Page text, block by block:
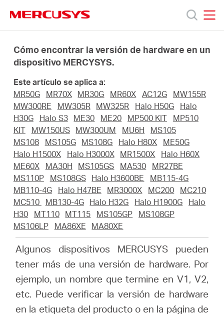
navigation
Productos
Sobre
Nosotros
Spain
Spanish
Cómo encontrar la versión de hardware en un
dispositivo MERCYSYS.
Este artículo se aplica a:
MR50G
MR70X MR30G MR60X AC12G
MW155R
MW300RE
MW305R MW325R Halo H50G
Halo
H30G
Halo S3 ME30 ME20 MP500 KIT
MP510
KIT
MW150US MW300UM MU6H
MS105
MS108
MS105G MS108G Halo H80X
ME50G
Halo H1500X
Halo H3000X MR1500X
Halo H60X
ME60X
MA30H MS105GS MA530
MR27BE
MS110P
MS108GS Halo H3600BE
MB115-4G
MB110-4G
Halo H47BE MR3000X MC200
MC210
MC510
MB130-4G Halo H32G Halo H1900G
Halo
H30
MT110 MT115 MS105GP
MS108GP
MS106LP
MA86XE MA80XE
Algunos dispositivos MERCUSYS pueden
tener más de una versión de hardware. Por
ejemplo, un nombre que termine en V1, V2,
etc. Puede verificar la versión de hardware
en la etiqueta del producto o en la página de